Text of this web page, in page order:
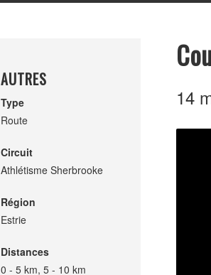
14
AUTRES
Type
Route
Circuit
Athlétisme Sherbrooke
Région
Estrie
Distances
0 - 5 km, 5 - 10 km